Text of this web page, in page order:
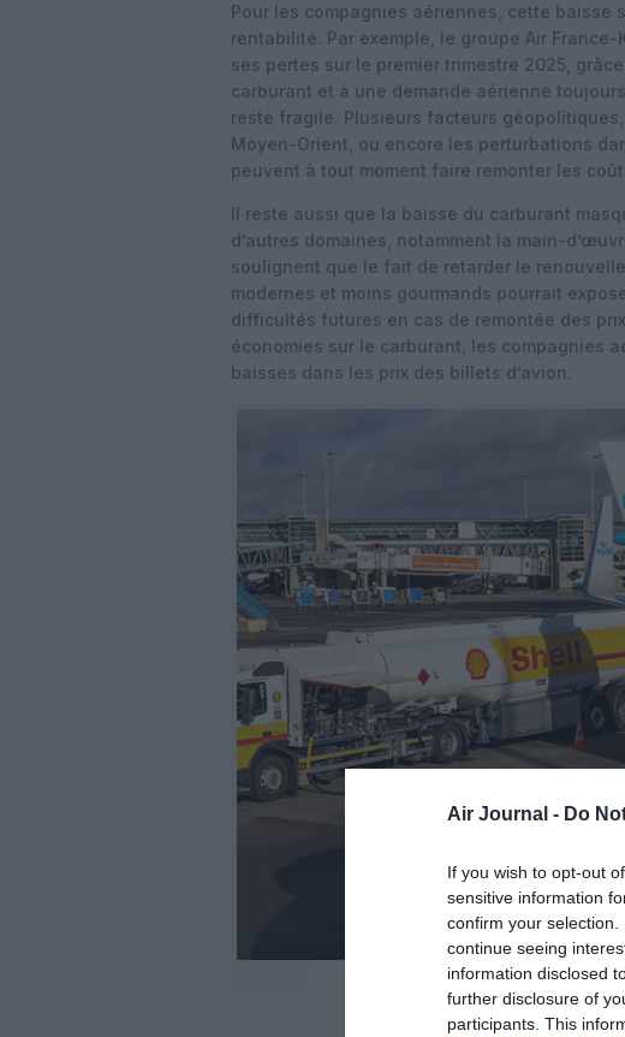
Air Journal - Do
If you wish to opt-out
sensitive information
confirm your
continue seeing
information disclosed
further disclosure of
participants. This
Pour les compagnies aériennes, cette baisse
rentabilité. Par exemple, le groupe Air
ses pertes sur le premier trimestre 2025,
carburant et à une demande aérienne
reste fragile. Plusieurs facteurs
Moyen-Orient, ou encore les perturbations
peuvent à tout moment faire remonter les
Il reste aussi que la baisse du carburant
d’autres domaines, notamment la main-
soulignent que le fait de retarder le
modernes et moins gourmands pourrait
difficultés futures en cas de remontée des
économies sur le carburant, les compagnies
baisses dans les prix des billets d’avion.
©KLM